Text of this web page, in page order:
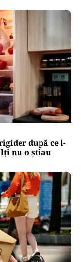
după ce l-
nu o știau